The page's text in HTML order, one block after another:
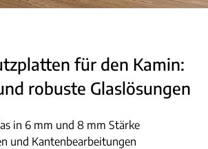
für den Kamin:
robuste Glaslösungen
in 6 mm und 8 mm Stärke
und Kantenbearbeitungen